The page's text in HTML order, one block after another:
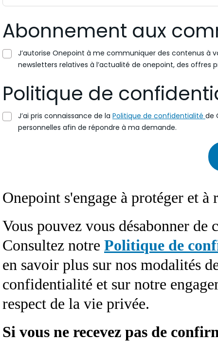
Abonnement aux
J’autorise Onepoint à me communiquer des contenus à
newsletters relatives à l’actualité de onepoint, des
Politique de
J’ai pris connaissance de la Politique de confidentialité de
personnelles afin de répondre à ma demande.
Onepoint s'engage à protéger et
Vous pouvez vous désabonner
Consultez notre Politique de
en savoir plus sur nos modalités
confidentialité et sur notre
respect de la vie privée.
Si vous ne recevez pas de